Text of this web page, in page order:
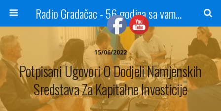
Radio Gradačac - 56 godina sa vama...
15/06/2022
Potpisani Ugovori O Dodjeli Namjenskih
Sredstava Za Kapitalne Investicije